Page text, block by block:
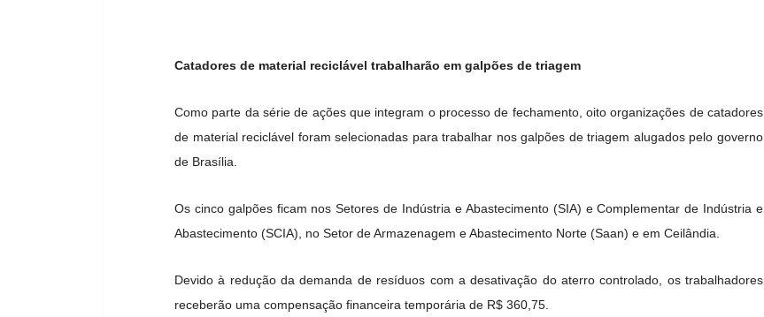
Catadores de material reciclável trabalharão em galpões de triagem
Como parte da série de ações que integram o processo de fechamento, oito organizações de catadores
de material reciclável foram selecionadas para trabalhar nos galpões de triagem alugados pelo governo
de Brasília.
Os cinco galpões ficam nos Setores de Indústria e Abastecimento (SIA) e Complementar de Indústria e
Abastecimento (SCIA), no Setor de Armazenagem e Abastecimento Norte (Saan) e em Ceilândia.
Devido à redução da demanda de resíduos com a desativação do aterro controlado, os trabalhadores
receberão uma compensação financeira temporária de R$ 360,75.